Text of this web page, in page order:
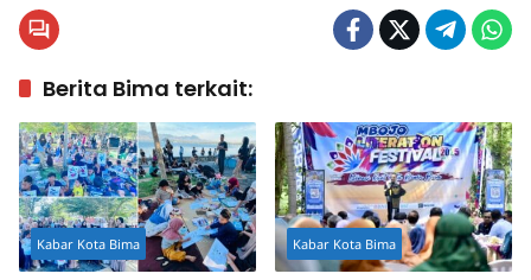
Berita Bima terkait:
Kabar Kota Bima Kabar Kota Bima